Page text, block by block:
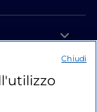
Chiudi